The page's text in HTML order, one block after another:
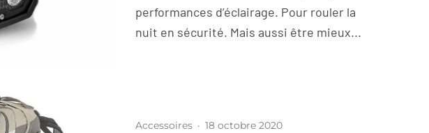
performances d’éclairage. Pour rouler la
nuit en sécurité. Mais aussi être mieux...
Accessoires · 18 octobre 2020